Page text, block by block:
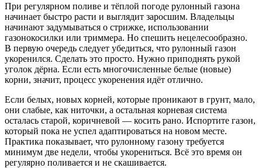
При регулярном поливе и тёплой погоде рулонный газона
начинает быстро расти и выглядит заросшим. Владельцы
начинают задумываться о стрижке, использовании
газонокосилки или триммера. Но спешить нецелесообразно.
В первую очередь следует убедиться, что рулонный газон
укоренился. Сделать это просто. Нужно приподнять рукой
уголок дёрна. Если есть многочисленные белые (новые)
корни, значит, процесс укоренения идёт отлично.
Если белых, новых корней, которые проникают в грунт, мало,
они слабые, как ниточки, а остальная корневая система
осталась старой, коричневой — косить рано. Испортите газон,
который пока не успел адаптироваться на новом месте.
Практика показывает, что рулонному газону требуется
минимум две недели, чтобы укорениться. Всё это время он
регулярно поливается и не скашивается.